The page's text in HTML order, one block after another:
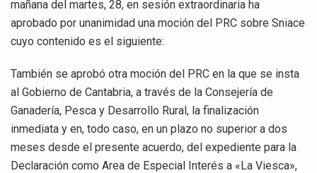
mañana del martes, 28, en sesión extraordinaria ha
aprobado por unanimidad una moción del PRC sobre Sniace
cuyo contenido es el siguiente:
También se aprobó otra moción del PRC en la que se insta
al Gobierno de Cantabria, a través de la Consejería de
Ganadería, Pesca y Desarrollo Rural, la finalización
inmediata y en, todo caso, en un plazo no superior a dos
meses desde el presente acuerdo, del expediente para la
Declaración como Area de Especial Interés a «La Viesca»,